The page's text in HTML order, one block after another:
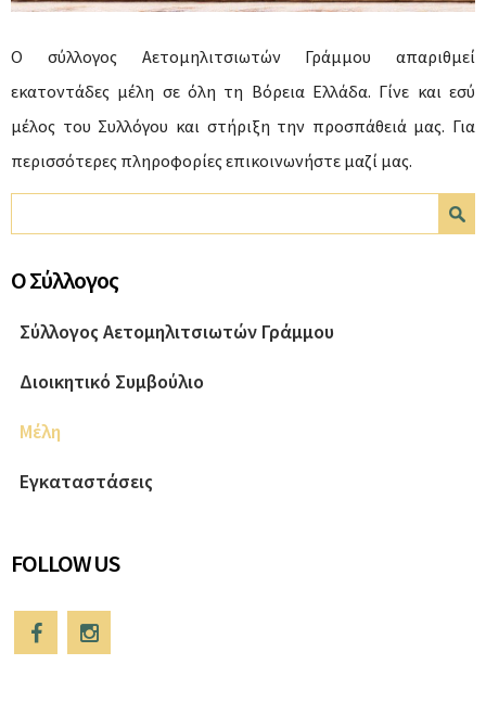
Ο σύλλογος Αετομηλιτσιωτών Γράμμου απαριθμεί
εκατοντάδες μέλη σε όλη τη Βόρεια Ελλάδα. Γίνε και εσύ
μέλος του Συλλόγου και στήριξη την προσπάθειά μας. Για
περισσότερες πληροφορίες επικοινωνήστε μαζί μας.
Φόρμα αναζήτησης
Ο Σύλλογος
Σύλλογος Αετομηλιτσιωτών Γράμμου
Διοικητικό Συμβούλιο
Μέλη
Εγκαταστάσεις
FOLLOW US